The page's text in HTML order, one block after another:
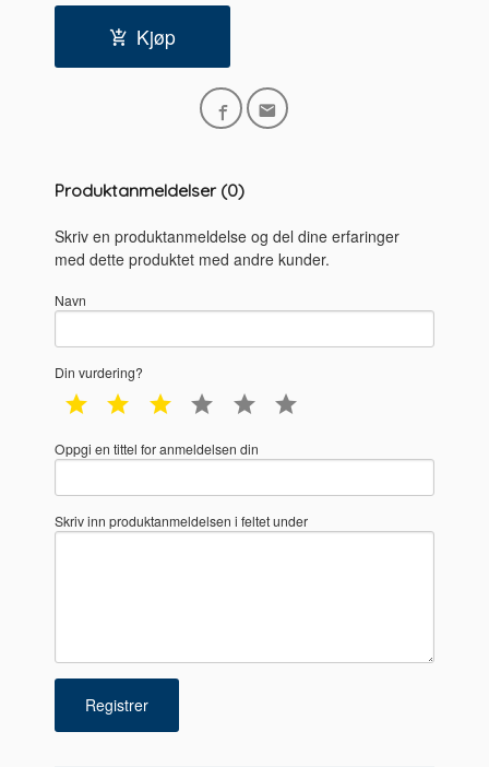
Kjøp
Produktanmeldelser (0)
Skriv en produktanmeldelse og del dine erfaringer
med dette produktet med andre kunder.
Navn
Din vurdering?
1 star 2 star 3 star 4 star 5 star
Oppgi en tittel for anmeldelsen din
Skriv inn produktanmeldelsen i feltet under